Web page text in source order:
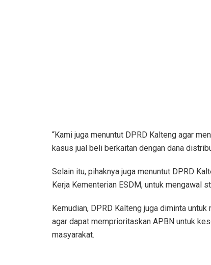
“Kami juga menuntut DPRD Kalteng agar
kasus jual beli berkaitan dengan dana
Selain itu, pihaknya juga menuntut DPRD
Kerja Kementerian ESDM, untuk mengawal
Kemudian, DPRD Kalteng juga diminta
agar dapat memprioritaskan APBN untuk
masyarakat.